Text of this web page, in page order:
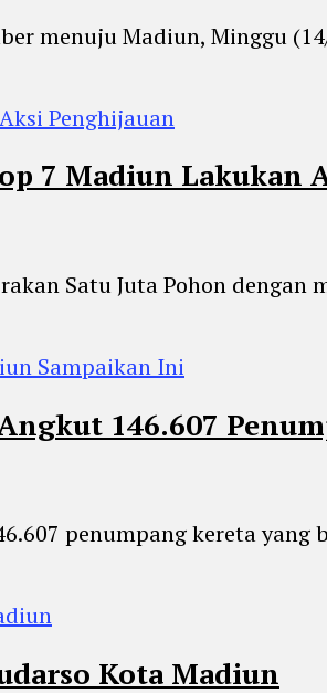
menuju Madiun, Minggu
7 Madiun Lakukan
Satu Juta Pohon
146.607
penumpang kereta
Kota Madiun